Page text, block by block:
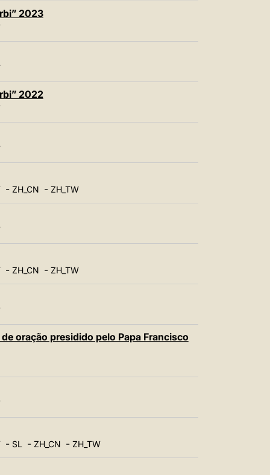
2023
2022
- ZH_CN - ZH_TW
- ZH_CN - ZH_TW
oração presidido pelo Papa Francisco
- SL- ZH_CN - ZH_TW